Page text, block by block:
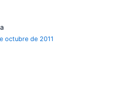
octubre de 2011